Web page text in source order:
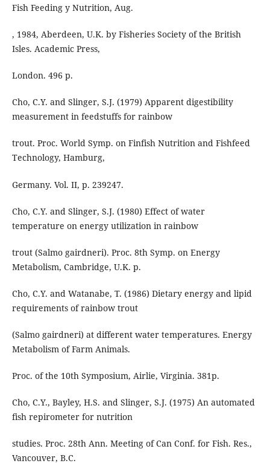
Fish Feeding y Nutrition, Aug.
, 1984, Aberdeen, U.K. by Fisheries Society of the British
Isles. Academic Press,
London. 496 p.
Cho, C.Y. and Slinger, S.J. (1979) Apparent digestibility
measurement in feedstuffs for rainbow
trout. Proc. World Symp. on Finfish Nutrition and Fishfeed
Technology, Hamburg,
Germany. Vol. II, p. 239247.
Cho, C.Y. and Slinger, S.J. (1980) Effect of water
temperature on energy utilization in rainbow
trout (Salmo gairdneri). Proc. 8th Symp. on Energy
Metabolism, Cambridge, U.K. p.
Cho, C.Y. and Watanabe, T. (1986) Dietary energy and lipid
requirements of rainbow trout
(Salmo gairdneri) at different water temperatures. Energy
Metabolism of Farm Animals.
Proc. of the 10th Symposium, Airlie, Virginia. 381p.
Cho, C.Y., Bayley, H.S. and Slinger, S.J. (1975) An automated
fish repirometer for nutrition
studies. Proc. 28th Ann. Meeting of Can Conf. for Fish. Res.,
Vancouver, B.C.